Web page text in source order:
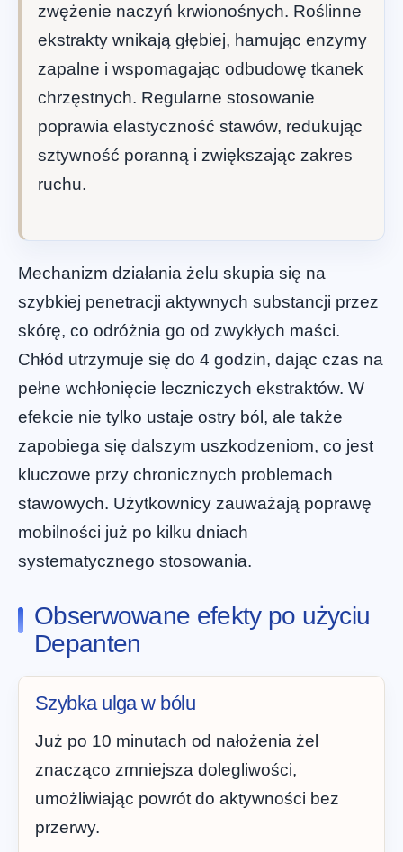
zwężenie naczyń krwionośnych. Roślinne
ekstrakty wnikają głębiej, hamując enzymy
zapalne i wspomagając odbudowę tkanek
chrzęstnych. Regularne stosowanie
poprawia elastyczność stawów, redukując
sztywność poranną i zwiększając zakres
ruchu.
Mechanizm działania żelu skupia się na
szybkiej penetracji aktywnych substancji przez
skórę, co odróżnia go od zwykłych maści.
Chłód utrzymuje się do 4 godzin, dając czas na
pełne wchłonięcie leczniczych ekstraktów. W
efekcie nie tylko ustaje ostry ból, ale także
zapobiega się dalszym uszkodzeniom, co jest
kluczowe przy chronicznych problemach
stawowych. Użytkownicy zauważają poprawę
mobilności już po kilku dniach
systematycznego stosowania.
Obserwowane efekty po użyciu
Depanten
Szybka ulga w bólu
Już po 10 minutach od nałożenia żel
znacząco zmniejsza dolegliwości,
umożliwiając powrót do aktywności bez
przerwy.